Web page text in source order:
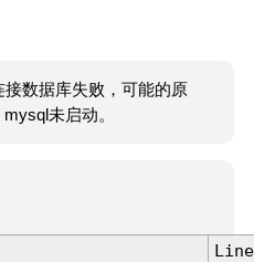
数据库失败，可能的原
未启动。
Line